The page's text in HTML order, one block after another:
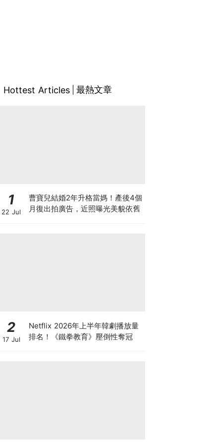
Hottest Articles 最熱文章
1
22 Jul
曹寶兒結婚2年升格當媽！產後4個
月復出拍廣告，近照曝光美貌依舊
2
17 Jul
Netflix 2026年上半年韓劇播放量
排名！《鐵拳教育》壓倒性奪冠